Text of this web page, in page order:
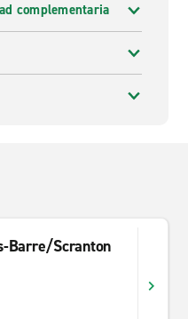
complementaria
Barre/Scranton